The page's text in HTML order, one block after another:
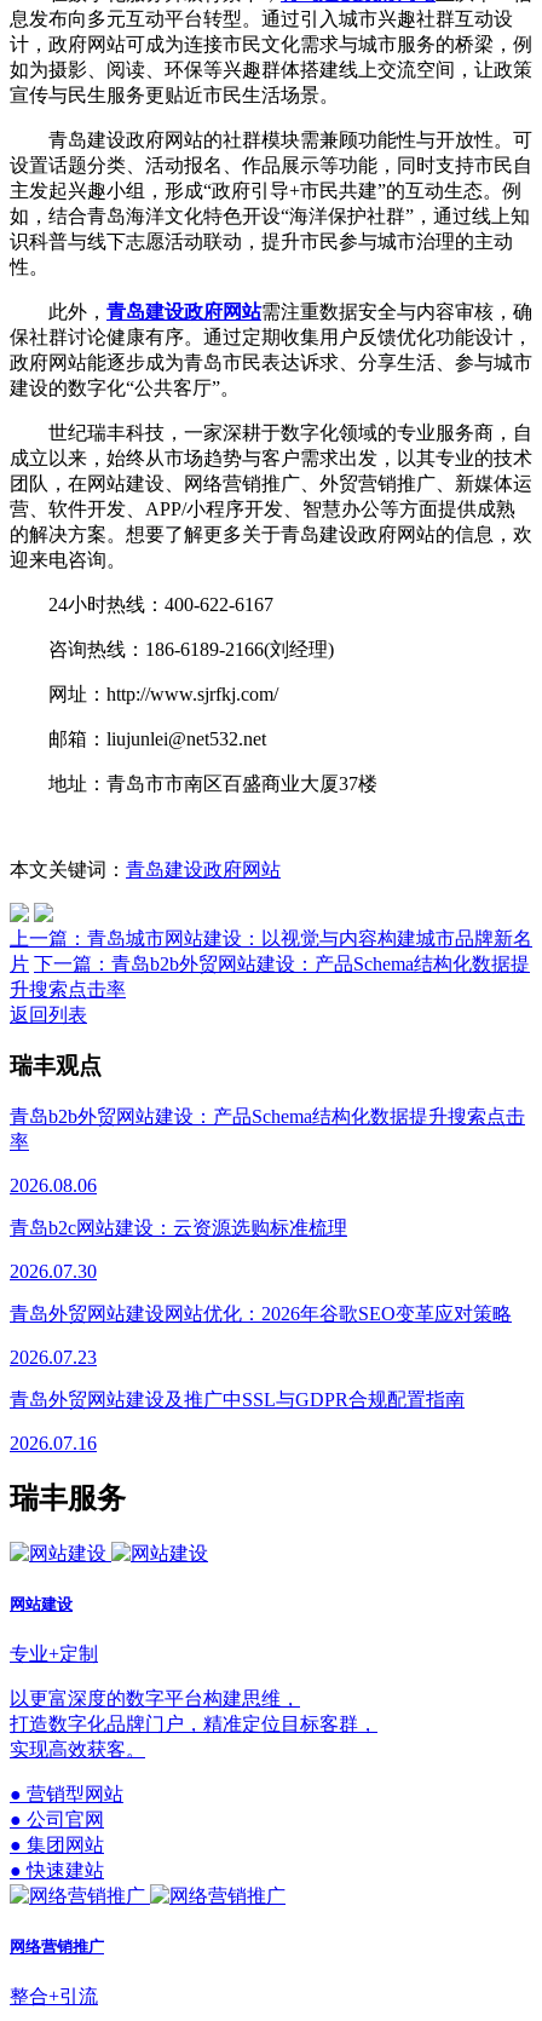
息发布向多元互动平台转型。通过引入城市兴趣社群互动设
计，政府网站可成为连接市民文化需求与城市服务的桥梁，例
如为摄影、阅读、环保等兴趣群体搭建线上交流空间，让政策
宣传与民生服务更贴近市民生活场景。
青岛建设政府网站的社群模块需兼顾功能性与开放性。可
设置话题分类、活动报名、作品展示等功能，同时支持市民自
主发起兴趣小组，形成“政府引导+市民共建”的互动生态。例
如，结合青岛海洋文化特色开设“海洋保护社群”，通过线上知
识科普与线下志愿活动联动，提升市民参与城市治理的主动
性。
此外， 青岛建设政府网站需注重数据安全与内容审核，确
保社群讨论健康有序。通过定期收集用户反馈优化功能设计，
政府网站能逐步成为青岛市民表达诉求、分享生活、参与城市
建设的数字化“公共客厅”。
世纪瑞丰科技，一家深耕于数字化领域的专业服务商，自
成立以来，始终从市场趋势与客户需求出发，以其专业的技术
团队，在网站建设、网络营销推广、外贸营销推广、新媒体运
营、软件开发、APP/小程序开发、智慧办公等方面提供成熟
的解决方案。想要了解更多关于青岛建设政府网站的信息，欢
迎来电咨询。
24小时热线：400-622-6167
咨询热线：186-6189-2166(刘经理)
网址：http://www.sjrfkj.com/
邮箱：liujunlei@net532.net
地址：青岛市市南区百盛商业大厦37楼
本文关键词： 青岛建设政府网站
上一篇： 青岛城市网站建设：以视觉与内容构建城市品牌新名
片 下一篇： 青岛b2b外贸网站建设：产品Schema结构化数据提
升搜索点击率
返回列表
瑞丰观点
青岛b2b外贸网站建设：产品Schema结构化数据提升搜索点击
率
2026.08.06
青岛b2c网站建设：云资源选购标准梳理
2026.07.30
青岛外贸网站建设网站优化：2026年谷歌SEO变革应对策略
2026.07.23
青岛外贸网站建设及推广中SSL与GDPR合规配置指南
2026.07.16
瑞丰服务
网站建设
专业+定制
以更富深度的数字平台构建思维，
打造数字化品牌门户，精准定位目标客群，
实现高效获客。
● 营销型网站
● 公司官网
● 集团网站
● 快速建站
网络营销推广
整合+引流